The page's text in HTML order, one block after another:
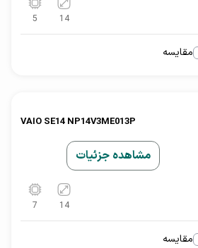
14
5
مقایسه
14
7
VAIO SE14 NP14V3ME013P
مشاهده جزئیات
مقایسه